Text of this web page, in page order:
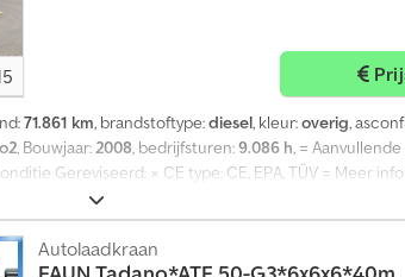
71.861 km, brandstoftype:diesel, kleur:overig,
, Bouwjaar:2008, bedrijfsturen:9.086 h, =
Gereviseerd: × CE type: CE, EPA, TÜV = Meer
Wiel Motor type: MERCEDES-BENZ Mercedes-
35.880 kg Laadvermogen: 120 kg GVW: 36.000
markering: ja Onderhoud, historie en staat APK:
zeer goed Identificatie Kenteken: 1VKP472
Autolaadkraan